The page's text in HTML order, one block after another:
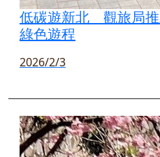
低碳遊新北 觀旅局
綠色遊程
2026/2/3